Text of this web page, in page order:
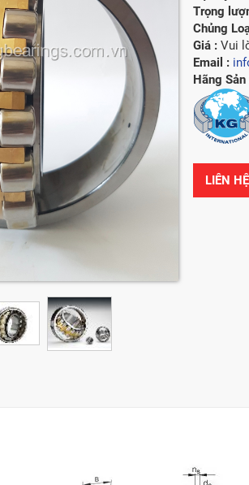
Trọng
Chủng
Giá : Vui
Email :
Hãng
LIÊN